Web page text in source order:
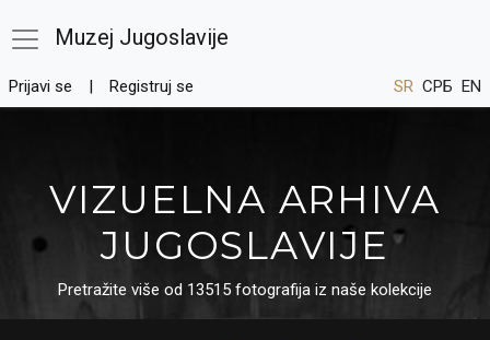
Muzej Jugoslavije
Prijavi se Registruj se SR СРБ EN
VIZUELNA ARHIVA
JUGOSLAVIJE
Pretražite više od 13515 fotografija iz naše kolekcije